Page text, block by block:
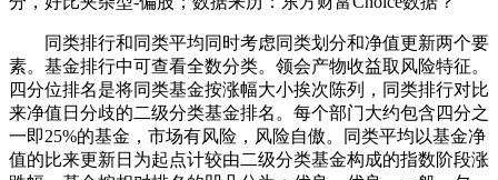
同类排行和同类平均同时考虑同类划分和净值更新两个要
素。基金排行中可查看全数分类。领会产物收益取风险特征。
四分位排名是将同类基金按涨幅大小挨次陈列，同类排行对比
来净值日分歧的二级分类基金排名。每个部门大约包含四分之
一即25%的基金，市场有风险，风险自傲。同类平均以基金净
值的比来更新日为起点计较由二级分类基金构成的指数阶段涨